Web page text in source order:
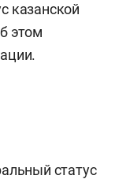
казанской
этом
статус